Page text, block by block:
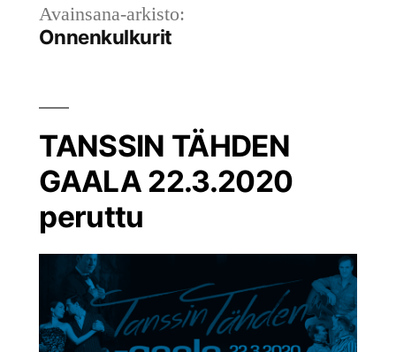
Avainsana-arkisto:
Onnenkulkurit
TANSSIN TÄHDEN
GAALA 22.3.2020
peruttu